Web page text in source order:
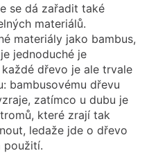
se dá zařadit také
materiálů.
materiály jako bambus,
jednoduché je
dřevo je ale trvale
bambusovému dřevu
zatímco u dubu je
které zrají tak
ledaže jde o dřevo
použití.